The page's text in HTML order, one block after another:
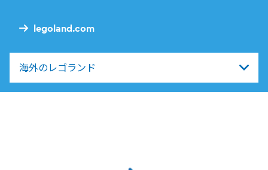
legoland.com
海外のレゴランド